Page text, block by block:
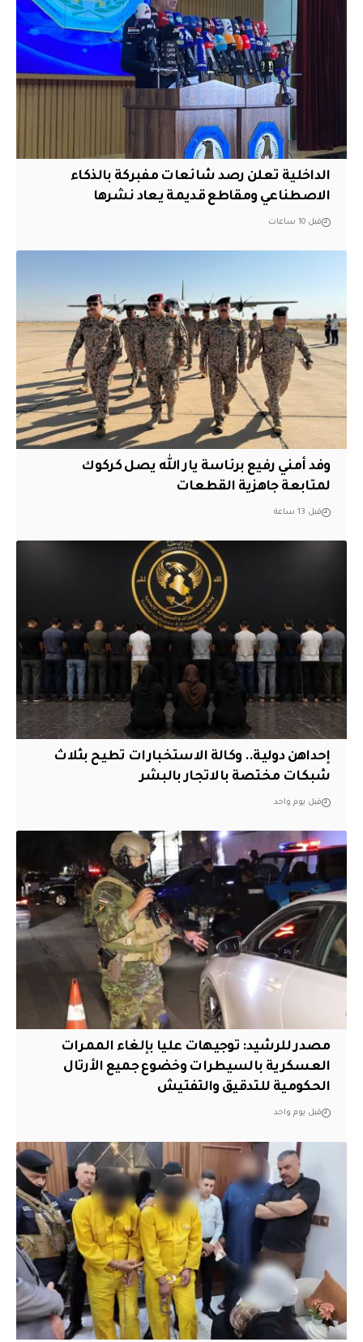
الداخلية تعلن رصد شائعات مفبركة بالذكاء
الاصطناعي ومقاطع قديمة يعاد نشرها
قبل 10 ساعات
وفد أمني رفيع برئاسة يار الله يصل كركوك
لمتابعة جاهزية القطعات
قبل 13 ساعة
إحداهن دولية.. وكالة الاستخبارات تطيح بثلاث
شبكات مختصة بالاتجار بالبشر
قبل يوم واحد
مصدر للرشيد: توجيهات عليا بإلغاء الممرات
العسكرية بالسيطرات وخضوع جميع الأرتال
الحكومية للتدقيق والتفتيش
قبل يوم واحد